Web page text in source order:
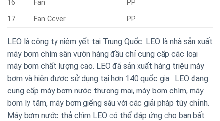
16
Fan
PP
17
Fan Cover PP
LEO là công ty niêm yết tại Trung Quốc. LEO là nhà sản xuất
máy bơm chìm sân vườn hàng đầu chỉ cung cấp các loại
máy bơm chất lượng cao. LEO đã sản xuất hàng triệu máy
bơm và hiện được sử dụng tại hơn 140 quốc gia. LEO đang
cung cấp máy bơm nước thương mại, máy bơm chìm, máy
bơm ly tâm, máy bơm giếng sâu với các giải pháp tùy chỉnh.
Máy bơm nước thả chìm LEO có thể đáp ứng cho bạn bất